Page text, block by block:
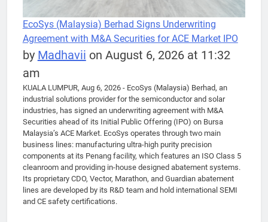
EcoSys (Malaysia) Berhad Signs Underwriting
Agreement with M&A Securities for ACE Market IPO
by Madhavii on August 6, 2026 at 11:32
am
KUALA LUMPUR, Aug 6, 2026 - EcoSys (Malaysia) Berhad, an
industrial solutions provider for the semiconductor and solar
industries, has signed an underwriting agreement with M&A
Securities ahead of its Initial Public Offering (IPO) on Bursa
Malaysia’s ACE Market. EcoSys operates through two main
business lines: manufacturing ultra-high purity precision
components at its Penang facility, which features an ISO Class 5
cleanroom and providing in-house designed abatement systems.
Its proprietary CDO, Vector, Marathon, and Guardian abatement
lines are developed by its R&D team and hold international SEMI
and CE safety certifications.